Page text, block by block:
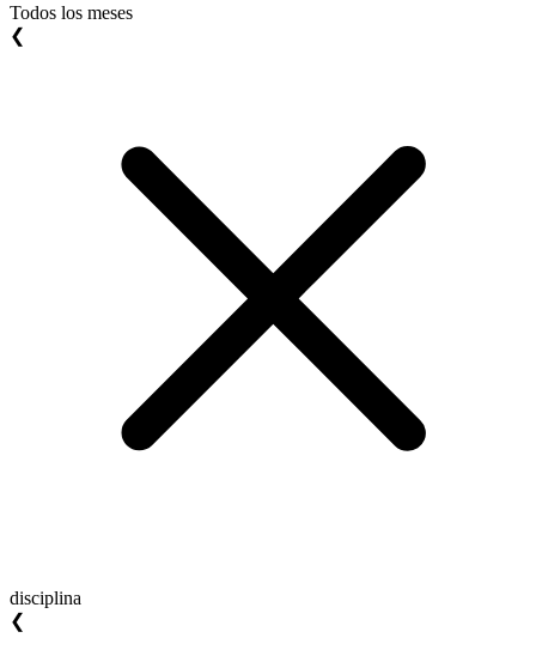
Todos los meses
❮
disciplina
❮